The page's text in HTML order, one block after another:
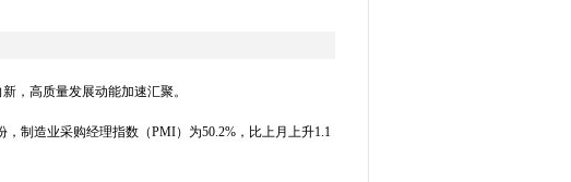
，高质量发展动能加速汇聚。
制造业采购经理指数（PMI）为50.2%，比上月上升1.1